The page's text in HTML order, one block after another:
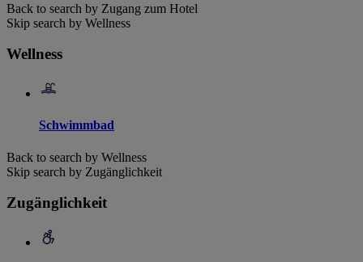
Back to search by Zugang zum Hotel
Skip search by Wellness
Wellness
Schwimmbad
Back to search by Wellness
Skip search by Zugänglichkeit
Zugänglichkeit